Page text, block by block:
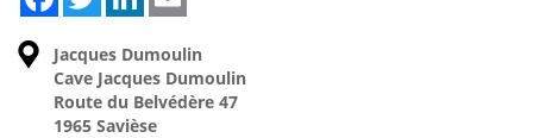
Jacques Dumoulin
Cave Jacques Dumoulin
Route du Belvédère 47
1965 Savièse